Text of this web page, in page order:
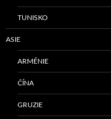
TUNISKO
ASIE
ARMÉNIE
ČÍNA
GRUZIE